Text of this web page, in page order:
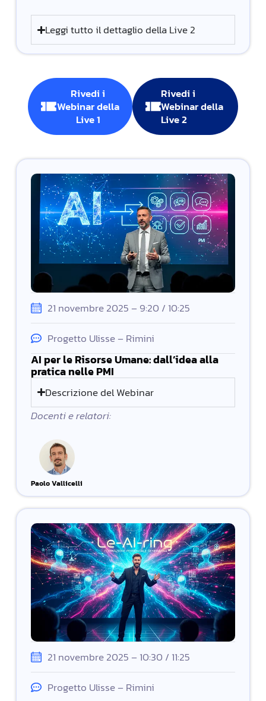
Leggi tutto il dettaglio della Live 2
Rivedi i
Webinar della
Live 1
Rivedi i
Webinar della
Live 2
21 novembre 2025 – 9:20 / 10:25
Progetto Ulisse – Rimini
AI per le Risorse Umane: dall’idea alla
pratica nelle PMI
Descrizione del Webinar
Docenti e relatori:
Paolo Vallicelli
21 novembre 2025 – 10:30 / 11:25
Progetto Ulisse – Rimini